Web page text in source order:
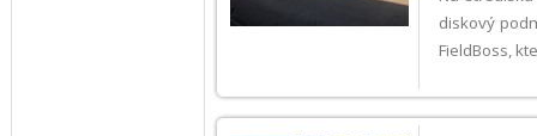
diskový
FieldBoss,